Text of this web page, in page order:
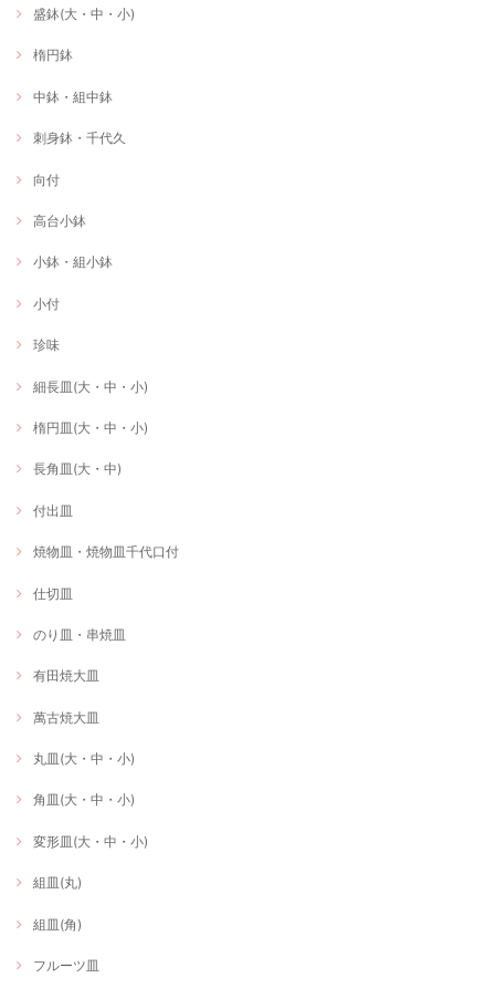
盛鉢(大・中・小)
楕円鉢
中鉢・組中鉢
刺身鉢・千代久
向付
高台小鉢
小鉢・組小鉢
小付
珍味
細長皿(大・中・小)
楕円皿(大・中・小)
長角皿(大・中)
付出皿
焼物皿・焼物皿千代口付
仕切皿
のり皿・串焼皿
有田焼大皿
萬古焼大皿
丸皿(大・中・小)
角皿(大・中・小)
変形皿(大・中・小)
組皿(丸)
組皿(角)
フルーツ皿